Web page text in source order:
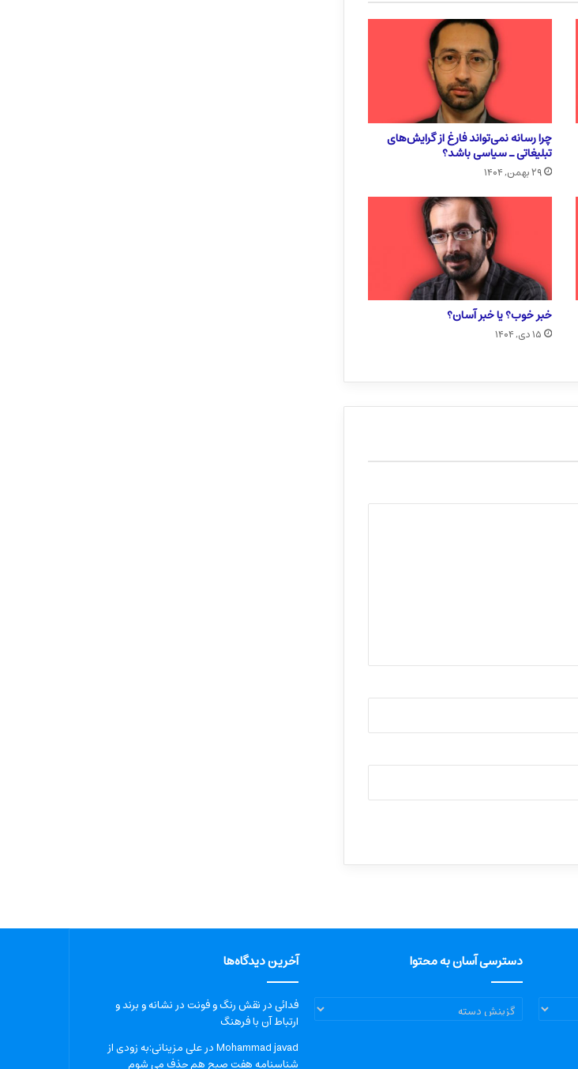
چرا رسانه نمی‌تواند فارغ از گرایش‌های
تبلیغاتی ـ سیاسی باشد؟
۲۹ بهمن, ۱۴۰۴
خبر خوب؟ یا خبر آسان؟
۱۵ دی, ۱۴۰۴
دسترسی آسان به محتوا
دسترسی
آسان
آخرین دیدگاه‌ها
فدائیدرنقش رنگ و فونت در نشانه و برند و
ارتباط آن با فرهنگ
Mohammad javadدرعلی مزینانی:به زودی از
شناسنامه هفت صبح هم حذف می شوم